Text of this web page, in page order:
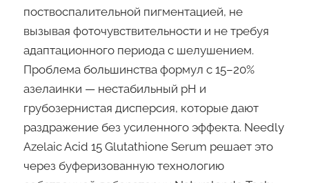
поствоспалительной пигментацией, не
вызывая фоточувствительности и не требуя
адаптационного периода с шелушением.
Проблема большинства формул с 15–20%
азелаинки — нестабильный pH и
грубозернистая дисперсия, которые дают
раздражение без усиленного эффекта. Needly
Azelaic Acid 15 Glutathione Serum решает это
через буферизованную технологию